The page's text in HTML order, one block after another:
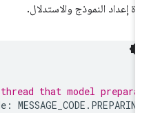
إعداد النموذج والاستدلال.
thread that model
code: MESSAGE_CODE.